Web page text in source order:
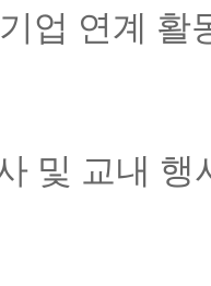
업 연계 활
및 교내